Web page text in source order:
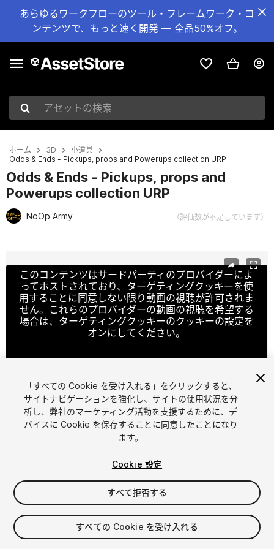
あらゆるワークフローのツール・フレームワーク・コ
ンテンツで、もっと速く開発 — 全品50%オフ。
アセットの検索
ホーム 3D
小道具
Odds & Ends - Pickups, props and Powerups collection URP
Odds & Ends - Pickups, props and
Powerups collection URP
NoOp Army （評価数が不足しています）
このコンテンツはサードパーティのプロバイダーによ
ってホストされており、ターゲティングクッキーを使
用することに同意しない限り動画の視聴が許可されま
せん。これらのプロバイダーの動画の視聴を希望する
場合は、ターゲティングクッキーのクッキーの設定を
オンにしてください。
クッキーの設定
1/7
$9.99
消費税は決済時に計算されます
「すべての Cookie を受け入れる」をクリックすると、
サイトナビゲーションを強化し、サイトの使用状況を分
析し、弊社のマーケティング活動を支援するために、デ
バイスに Cookie を保存することに同意したことになり
ます。
Cookie 設定
すべて拒否する
すべての Cookie を受け入れる